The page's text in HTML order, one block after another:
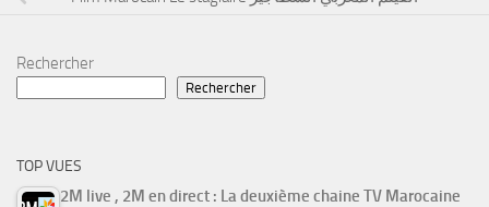
Rechercher
Rechercher
TOP VUES
2M live , 2M en direct : La deuxième chaine TV Marocaine